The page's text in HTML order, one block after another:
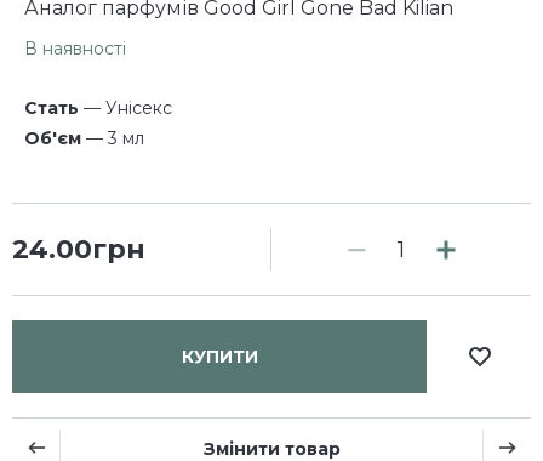
Аналог парфумів Good Girl Gone Bad Kilian
В наявності
Стать
— Унісекс
Об'єм
— 3 мл
24.00грн
КУПИТИ
Змінити товар